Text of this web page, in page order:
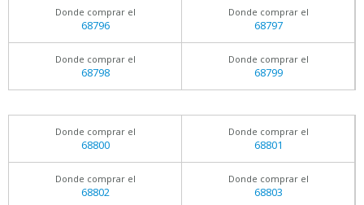
Donde comprar el
68796
Donde comprar el
68797
Donde comprar el
68798
Donde comprar el
68799
Donde comprar el
68800
Donde comprar el
68801
Donde comprar el
68802
Donde comprar el
68803